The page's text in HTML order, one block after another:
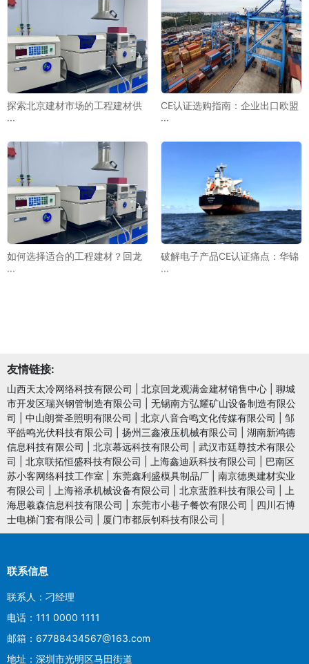
探索北京建材市场的工程建材供
···
CE认证选购指南：企业出口欧盟
···
如何选择适合的工程建材？回龙
···
破解电子产品CE认证痛点：华锦
···
友情链接:
山西天太冷网络科技有限公司 北京回龙观满金建材销售中心
聊城
市开发区瑞兴钢管制造有限公司
无锡南方弘耀矿山设备制造有限公
司
中山朗誉圣照明有限公司 北京八音合鸣文化传媒有限公司
邹
平皓鸣光伏科技有限公司
扬州三鑫液压机械有限公司
湖南新鸿德
信息科技有限公司
北京慕远科技有限公司
武汉市廷尊技术有限公
司
北京联拓恒盛科技有限公司 上海鑫迪跃科技有限公司
巴南区
苏小客网络科技工作室
东莞鑫利盛模具制品厂
南京德奥建材实业
有限公司
上海裕承机械设备有限公司 北京蜚胜科技有限公司
上
海思羲森信息科技有限公司
东莞市小巷子餐饮有限公司
四川石博
士电梯门套有限公司
厦门市都辰钊科技有限公司
联系信息
联系人：刁经理
电话：111 0000 1111
邮箱：67788434567@163.com
地址：深圳市光明区马田街道